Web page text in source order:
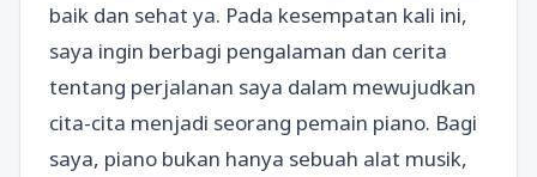
baik dan sehat ya. Pada kesempatan kali ini,
saya ingin berbagi pengalaman dan cerita
tentang perjalanan saya dalam mewujudkan
cita-cita menjadi seorang pemain piano. Bagi
saya, piano bukan hanya sebuah alat musik,